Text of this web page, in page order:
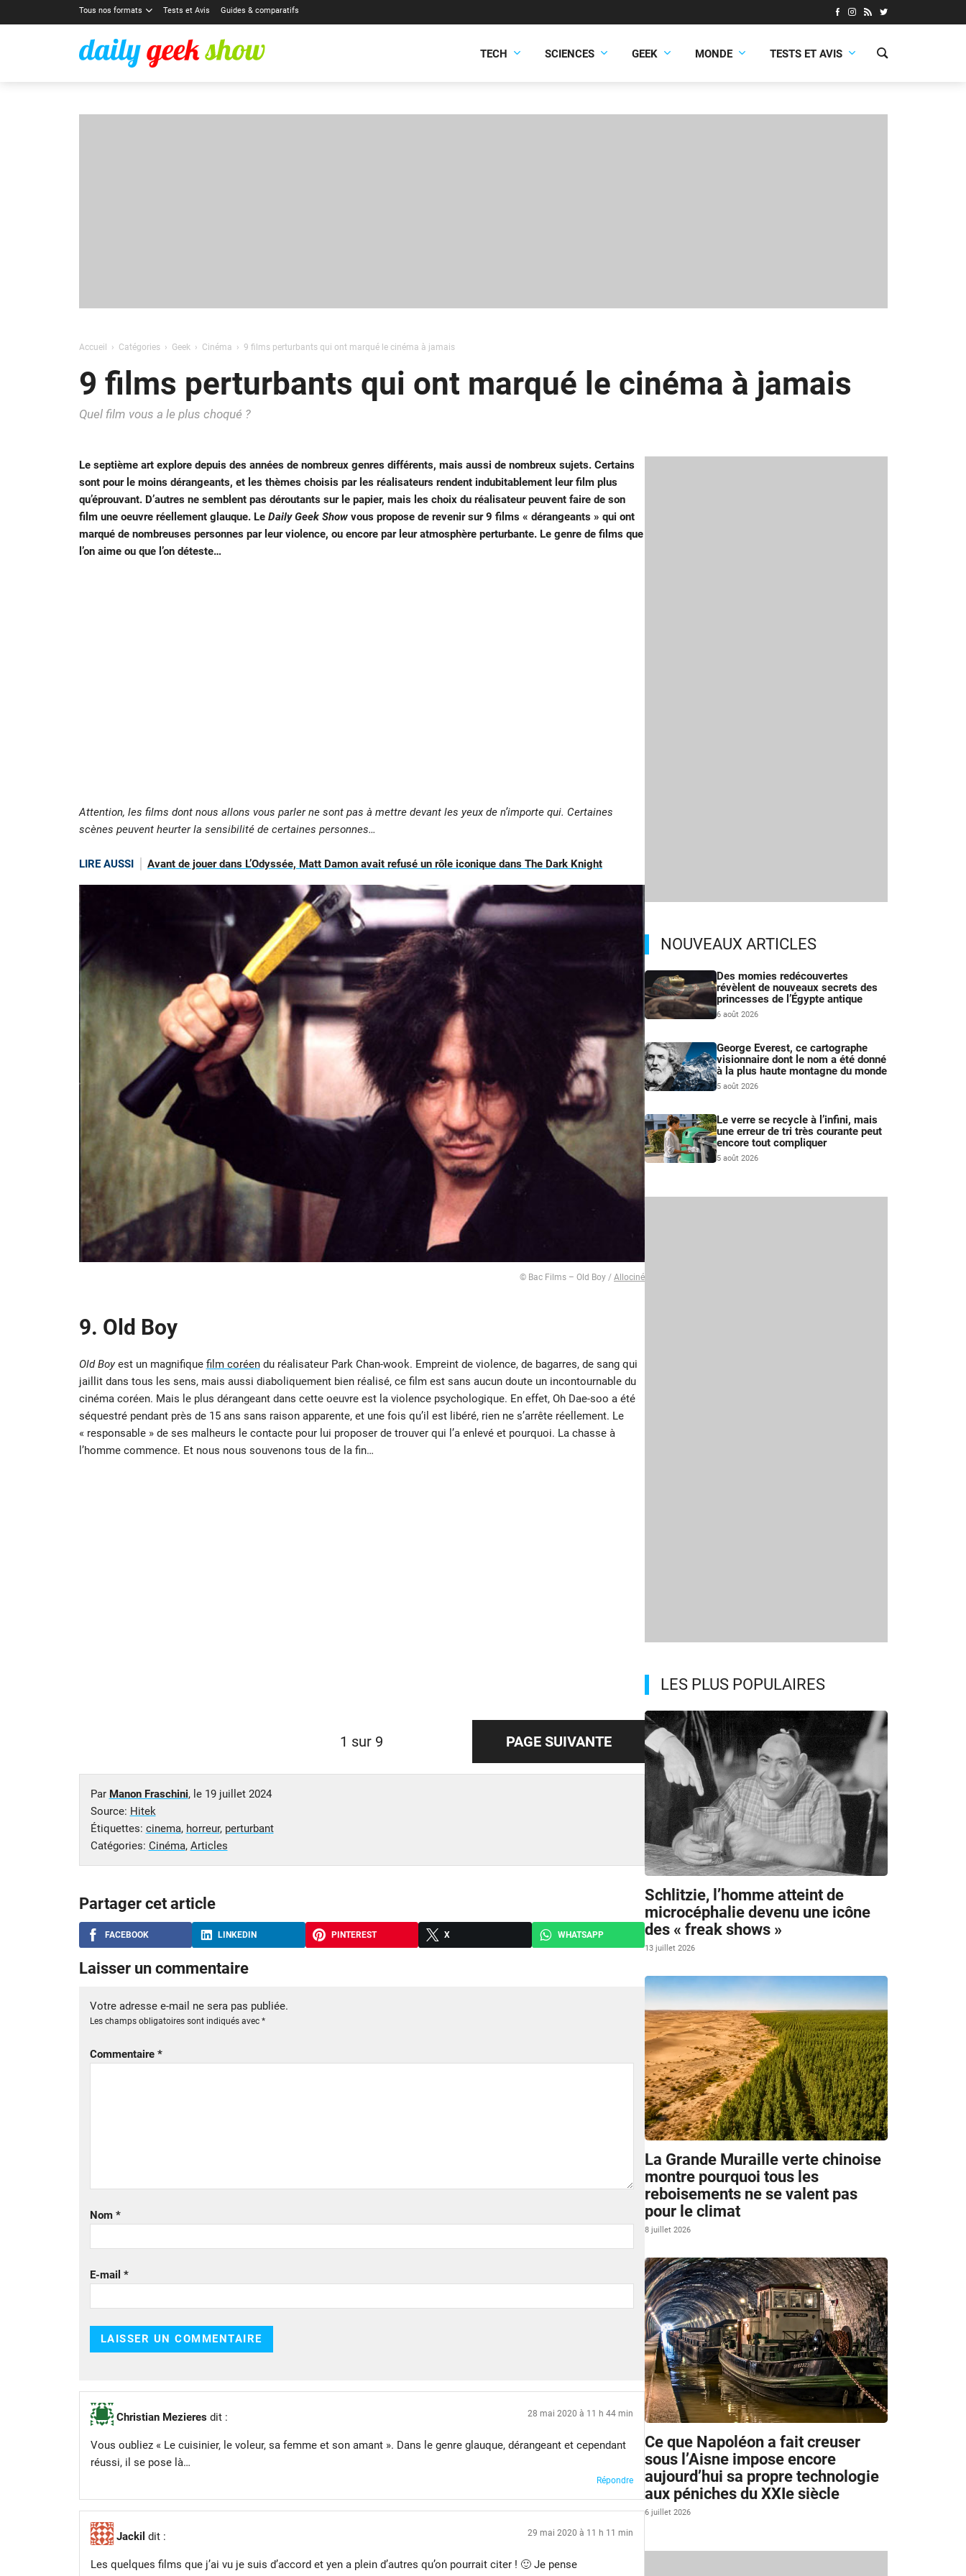
Tous nos formats Tests et Avis Guides & comparatifs
TECH SCIENCES GEEK MONDE TESTS ET AVIS
Accueil Catégories Geek Cinéma 9 films perturbants qui ont marqué le cinéma à jamais
9 films perturbants qui ont marqué le cinéma à jamais
Quel film vous a le plus choqué ?
Le septième art explore depuis des années de nombreux genres différents, mais aussi de nombreux sujets. Certains
sont pour le moins dérangeants, et les thèmes choisis par les réalisateurs rendent indubitablement leur film plus
qu’éprouvant. D’autres ne semblent pas déroutants sur le papier, mais les choix du réalisateur peuvent faire de son
film une oeuvre réellement glauque. Le Daily Geek Showvous propose de revenir sur 9 films « dérangeants » qui ont
marqué de nombreuses personnes par leur violence, ou encore par leur atmosphère perturbante. Le genre de films que
l’on aime ou que l’on déteste…
Attention, les films dont nous allons vous parler ne sont pas à mettre devant les yeux de n’importe qui. Certaines
scènes peuvent heurter la sensibilité de certaines personnes…
LIRE AUSSI Avant de jouer dans L’Odyssée, Matt Damon avait refusé un rôle iconique dans The Dark Knight
© Bac Films – Old Boy / Allociné
9. Old Boy
Old Boyest un magnifique film coréendu réalisateur Park Chan-wook. Empreint de violence, de bagarres, de sang qui
jaillit dans tous les sens, mais aussi diaboliquement bien réalisé, ce film est sans aucun doute un incontournable du
cinéma coréen. Mais le plus dérangeant dans cette oeuvre est la violence psychologique. En effet, Oh Dae-soo a été
séquestré pendant près de 15 ans sans raison apparente, et une fois qu’il est libéré, rien ne s’arrête réellement. Le
« responsable » de ses malheurs le contacte pour lui proposer de trouver qui l’a enlevé et pourquoi. La chasse à
l’homme commence. Et nous nous souvenons tous de la fin…
1 sur 9 PAGE SUIVANTE
Par Manon Fraschini, le 19 juillet 2024
Source: Hitek
Étiquettes: cinema, horreur, perturbant
Catégories: Cinéma, Articles
Partager cet article
FACEBOOK LINKEDIN PINTEREST X WHATSAPP
Laisser un commentaire
Votre adresse e-mail ne sera pas publiée.
Les champs obligatoires sont indiqués avec *
Commentaire *
Nom *
E-mail *
Christian Mezieres dit : 28 mai 2020 à 11 h 44 min
Vous oubliez « Le cuisinier, le voleur, sa femme et son amant ». Dans le genre glauque, dérangeant et cependant
réussi, il se pose là…
Répondre
Jackil dit : 29 mai 2020 à 11 h 11 min
Les quelques films que j’ai vu je suis d’accord et yen a plein d’autres qu’on pourrait citer ! 🙂 Je pense
NOUVEAUX ARTICLES
Des momies redécouvertes
révèlent de nouveaux secrets des
princesses de l’Égypte antique
6 août 2026
George Everest, ce cartographe
visionnaire dont le nom a été donné
à la plus haute montagne du monde
5 août 2026
Le verre se recycle à l’infini, mais
une erreur de tri très courante peut
encore tout compliquer
5 août 2026
LES PLUS POPULAIRES
Schlitzie, l’homme atteint de
microcéphalie devenu une icône
des « freak shows »
13 juillet 2026
La Grande Muraille verte chinoise
montre pourquoi tous les
reboisements ne se valent pas
pour le climat
8 juillet 2026
Ce que Napoléon a fait creuser
sous l’Aisne impose encore
aujourd’hui sa propre technologie
aux péniches du XXIe siècle
6 juillet 2026